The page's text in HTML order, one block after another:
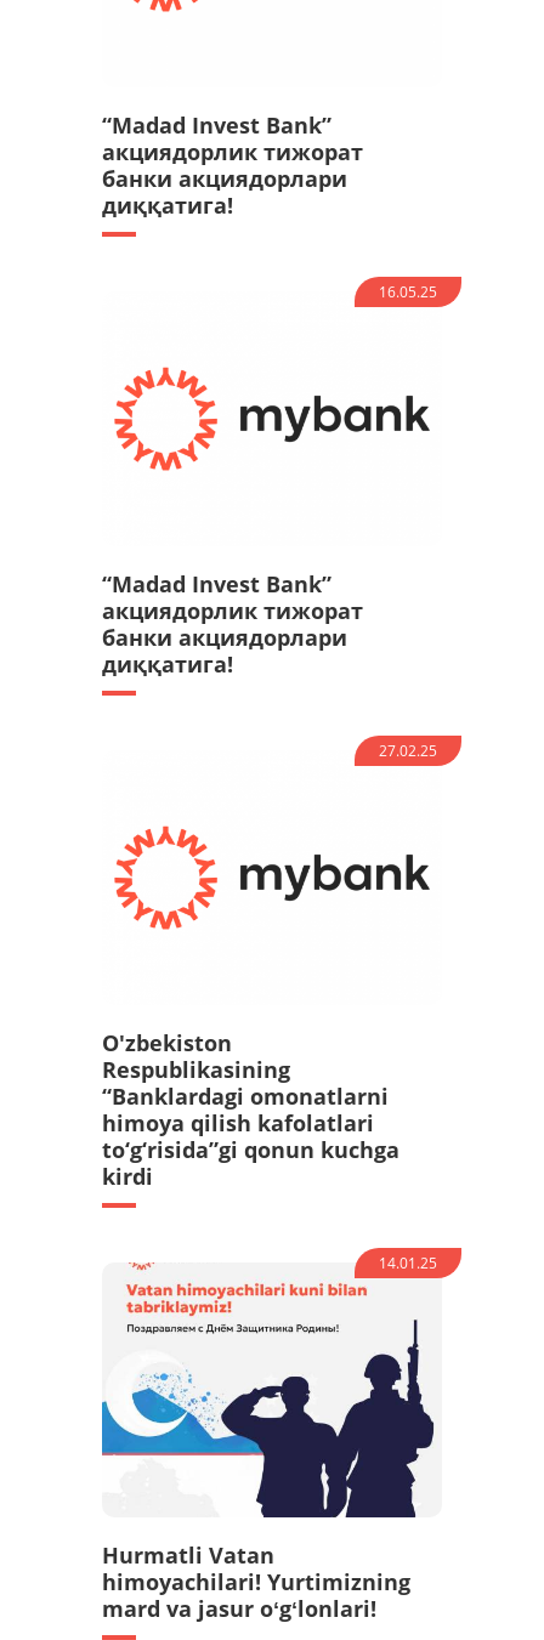
“Madad Invest Bank”
акциядорлик тижорат
банки акциядорлари
диққатига!
16.05.25
“Madad Invest Bank”
акциядорлик тижорат
банки акциядорлари
диққатига!
27.02.25
O'zbekiston
Respublikasining
“Banklardagi omonatlarni
himoya qilish kafolatlari
to‘g‘risida”gi qonun kuchga
kirdi
14.01.25
Hurmatli Vatan
himoyachilari! Yurtimizning
mard va jasur oʻgʻlonlari!